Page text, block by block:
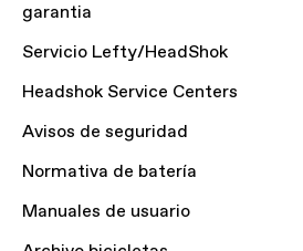
garantia
Servicio Lefty/HeadShok
Headshok Service Centers
Avisos de seguridad
Normativa de batería
Manuales de usuario